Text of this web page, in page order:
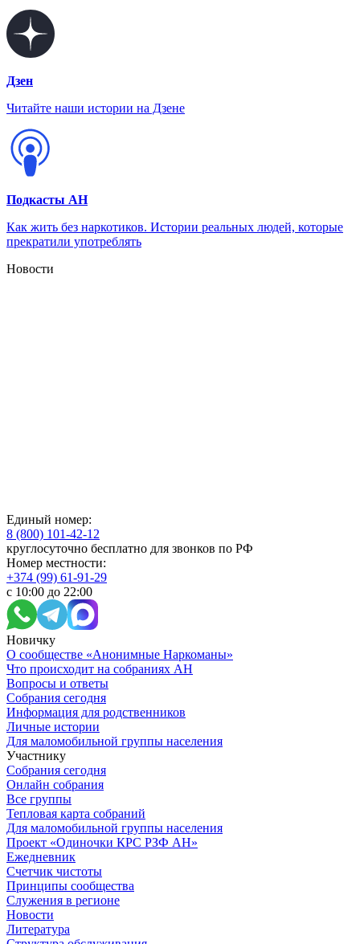
Дзен
Читайте наши истории на Дзене
Подкасты АН
Как жить без наркотиков. Истории реальных людей, которые
прекратили употреблять
Новости
Единый номер:
8 (800) 101-42-12
круглосуточно бесплатно для звонков по РФ
Номер местности:
+374 (99) 61-91-29
с 10:00 до 22:00
Новичку
О сообществе «Анонимные Наркоманы»
Что происходит на собраниях АН
Вопросы и ответы
Собрания сегодня
Информация для родственников
Личные истории
Для маломобильной группы населения
Участнику
Собрания сегодня
Онлайн собрания
Все группы
Тепловая карта собраний
Для маломобильной группы населения
Проект «Одиночки КРС РЗФ АН»
Ежедневник
Счетчик чистоты
Принципы сообщества
Служения в регионе
Новости
Литература